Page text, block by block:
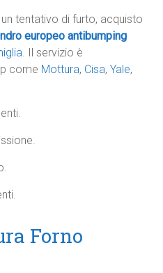
tentativo di furto, acquisto
europeo antibumping
. Il servizio è
come Mottura, Cisa, Yale,
Forno